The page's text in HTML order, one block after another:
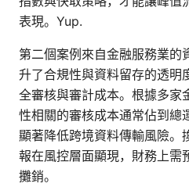
表現。Yup.
第二個案例來自金融服務業的
升了合規性與資料留存的透明
全審核與審計成本。根據多家
性相關的審核成本通常佔到總
顯著降低跨境資料傳輸風險。
報在風控層面顯現，財務上需
攤銷。